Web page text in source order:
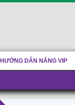
HƯỚNG DẪN NÂNG VIP